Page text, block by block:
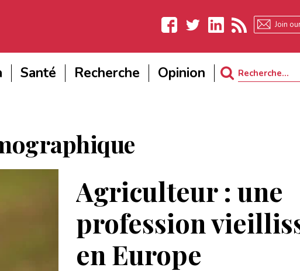
LinkedIn
Santé Recherche Opinion
Search
Agriculteur : une
profession
en Europe